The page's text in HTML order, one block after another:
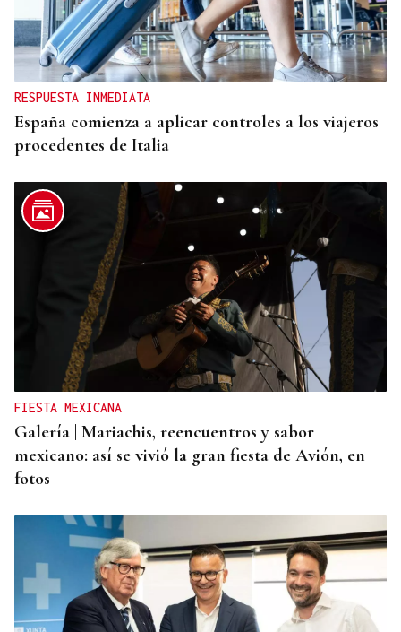
CANEDO
Un herido en la colisión entre dos coches en la
entrada a las termas de Outariz
RESPUESTA INMEDIATA
España comienza a aplicar controles a los viajeros
procedentes de Italia
FIESTA MEXICANA
Galería | Mariachis, reencuentros y sabor
mexicano: así se vivió la gran fiesta de Avión, en
fotos